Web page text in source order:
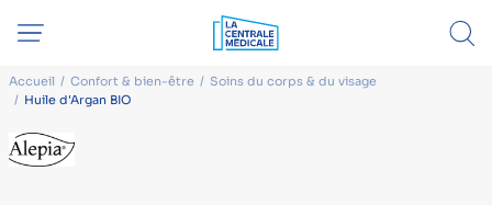
Accueil Confort & bien-être
Soins du corps & du visage
Huile d'Argan BIO